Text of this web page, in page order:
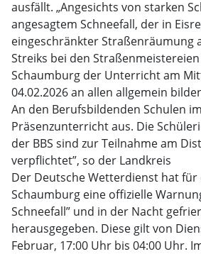
ausfällt. „Angesichts von starken
angesagtem Schneefall, der in
eingeschränkter Straßenräumung
Streiks bei den
Schaumburg der Unterricht am
04.02.2026 an allen allgemein
An den Berufsbildenden Schulen
Präsenzunterricht aus. Die
der BBS sind zur Teilnahme am
verpflichtet”, so der Landkreis
Der Deutsche Wetterdienst hat für
Schaumburg eine offizielle
Schneefall” und in der Nacht
herausgegeben. Diese gilt von
Februar, 17:00 Uhr bis 04:00 Uhr.